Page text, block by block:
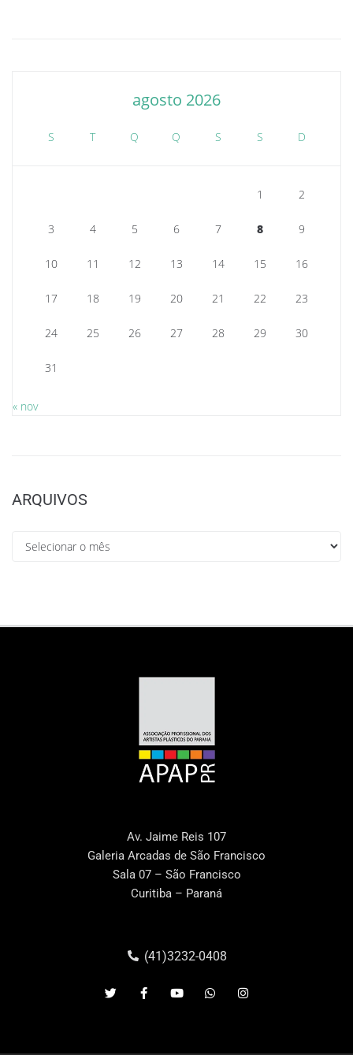
agosto 2026
S T Q Q S S D
1 2
3 4 5 6 7 8 9
10 11 12 13 14 15 16
17 18 19 20 21 22 23
24 25 26 27 28 29 30
31
« nov
ARQUIVOS
Av. Jaime Reis 107
Galeria Arcadas de São Francisco
Sala 07 – São Francisco
Curitiba – Paraná
(41)3232-0408